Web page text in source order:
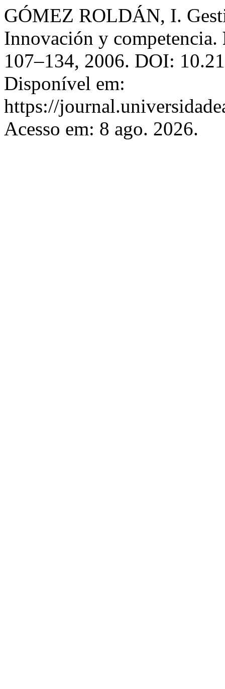
GÓMEZ ROLDÁN, I.
Innovación y competencia.
107–134, 2006. DOI:
Disponível em:
https://
Acesso em: 8 ago. 2026.